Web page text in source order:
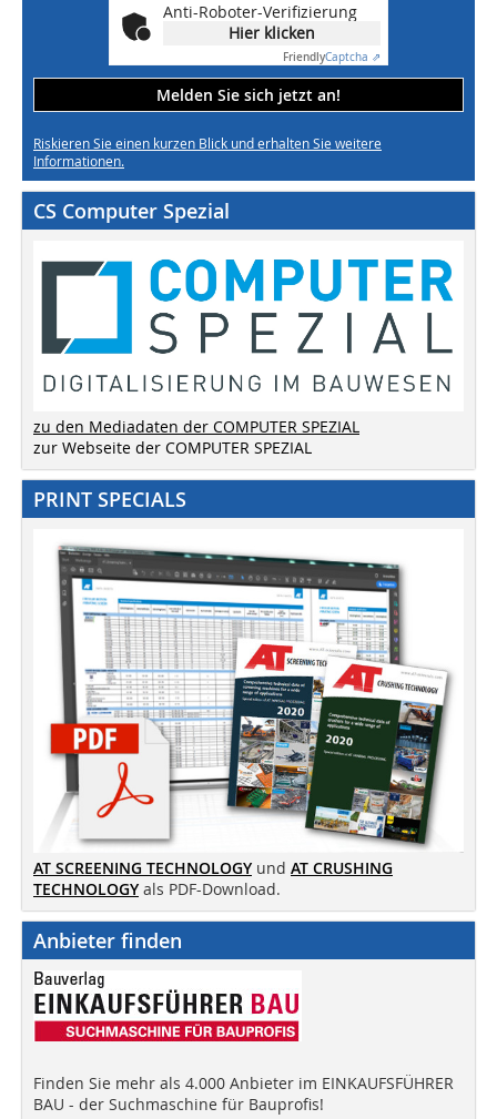
Anti-Roboter-Verifizierung
Hier klicken
FriendlyCaptcha ⇗
Melden Sie sich jetzt an!
Riskieren Sie einen kurzen Blick und erhalten Sie weitere
Informationen.
CS Computer Spezial
zu den Mediadaten der COMPUTER SPEZIAL
zur Webseite der COMPUTER SPEZIAL
PRINT SPECIALS
AT SCREENING TECHNOLOGY und AT CRUSHING
TECHNOLOGY als PDF-Download.
Anbieter finden
Finden Sie mehr als 4.000 Anbieter im EINKAUFSFÜHRER
BAU - der Suchmaschine für Bauprofis!